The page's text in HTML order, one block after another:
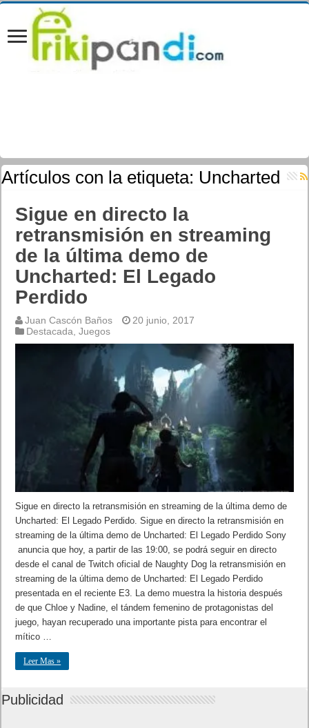
Artículos con la etiqueta: Uncharted
Sigue en directo la
retransmisión en streaming
de la última demo de
Uncharted: El Legado
Perdido
Juan Cascón Baños
20 junio, 2017
Destacada ,Juegos
Sigue en directo la retransmisión en streaming de la última demo de
Uncharted: El Legado Perdido. Sigue en directo la retransmisión en
streaming de la última demo de Uncharted: El Legado Perdido Sony
anuncia que hoy, a partir de las 19:00, se podrá seguir en directo
desde el canal de Twitch oficial de Naughty Dog la retransmisión en
streaming de la última demo de Uncharted: El Legado Perdido
presentada en el reciente E3. La demo muestra la historia después
de que Chloe y Nadine, el tándem femenino de protagonistas del
juego, hayan recuperado una importante pista para encontrar el
mítico …
Leer Mas »
Publicidad